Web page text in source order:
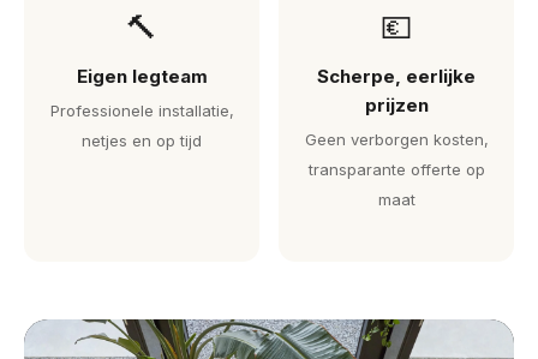
🔨
Eigen legteam
Professionele installatie,
netjes en op tijd
💶
Scherpe, eerlijke
prijzen
Geen verborgen kosten,
transparante offerte op
maat